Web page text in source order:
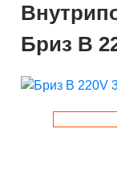
Бриз В